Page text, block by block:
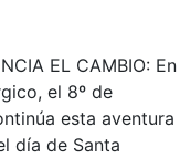
EL CAMBIO: En
el 8º de
esta aventura
día de Santa